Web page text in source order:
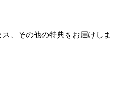
、その他の特典をお届けしま